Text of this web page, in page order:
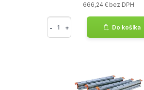
666,24 € bez DPH
- + Do košíka